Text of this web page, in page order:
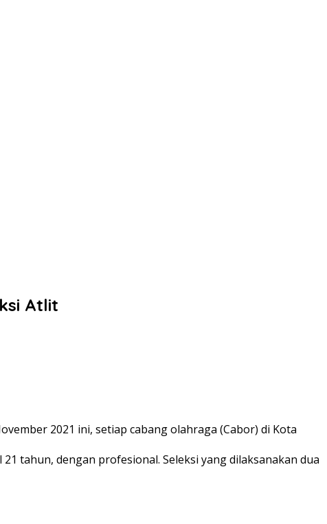
Atlit
2021 ini, setiap cabang olahraga (Cabor) di Kota
tahun, dengan profesional. Seleksi yang dilaksanakan dua